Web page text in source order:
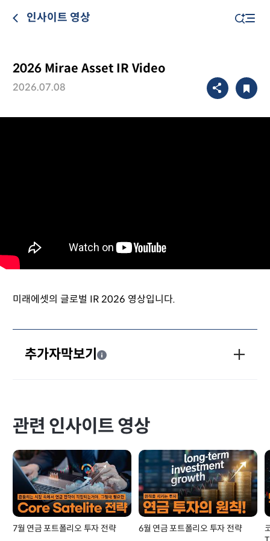
인사이트 영상
2026 Mirae Asset IR Video
2026.07.08
미래에셋의 글로벌 IR 2026 영상입니다.
추가자막보기
관련 인사이트 영상
7월 연금 포트폴리오 투자 전략 6월 연금 포트폴리오 투자 전략